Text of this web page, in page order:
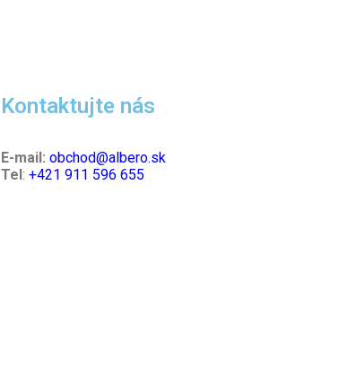
Kontaktujte nás
E-mail: obchod@albero.sk
Tel: +421 911 596 655